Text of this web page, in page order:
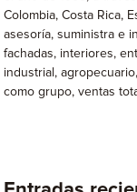
Colombia, Costa Rica,
asesoría, suministra e
fachadas, interiores,
industrial,
como grupo, ventas